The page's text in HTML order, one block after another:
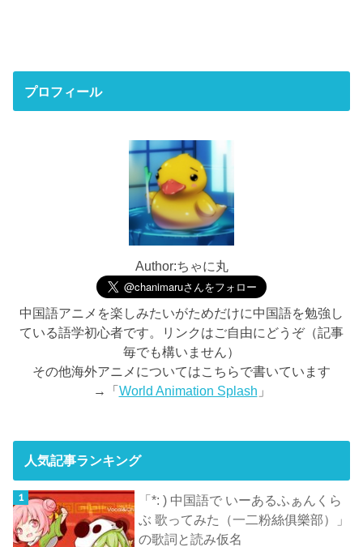
プロフィール
Author:ちゃに丸
中国語アニメを楽しみたいがためだけに中国語を勉強し
ている語学初心者です。リンクはご自由にどうぞ（記事
毎でも構いません）
その他海外アニメについてはこちらで書いています
→「 World Animation Splash 」
人気記事ランキング
「*: ) 中国語で いーあるふぁんくら
ぶ 歌ってみた（一二粉絲俱樂部）」
の歌詞と読み仮名